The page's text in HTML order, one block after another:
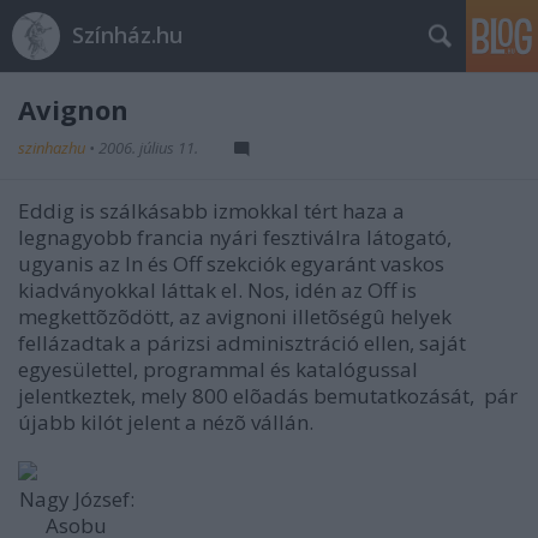
Színház.hu
Avignon
szinhazhu • 2006. július 11.
Eddig is szálkásabb izmokkal tért haza a
legnagyobb francia nyári fesztiválra látogató,
ugyanis az In és Off szekciók egyaránt vaskos
kiadványokkal láttak el. Nos, idén az Off is
megkettõzõdött, az avignoni illetõségû helyek
fellázadtak a párizsi adminisztráció ellen, saját
egyesülettel, programmal és katalógussal
jelentkeztek, mely 800 elõadás bemutatkozását, pár
újabb kilót jelent a nézõ vállán.
Nagy József:
Asobu